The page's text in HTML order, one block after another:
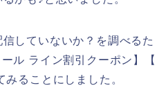
していないか？を調べるた
ル ライン割引クーポン】【
ることにしました。